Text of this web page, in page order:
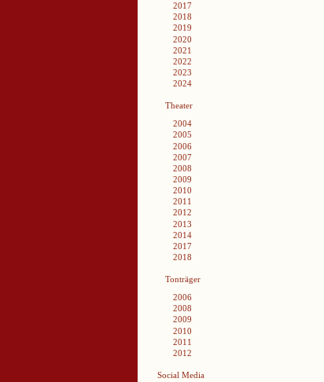
2017
2018
2019
2020
2021
2022
2023
2024
Theater
2004
2005
2006
2007
2008
2009
2010
2011
2012
2013
2014
2017
2018
Tonträger
2006
2008
2009
2010
2011
2012
Social Media